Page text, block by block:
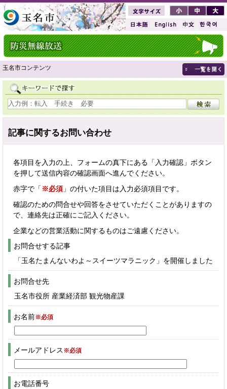
玉名市コンテンツ
記事に関するお問い合わせ
各項目を入力の上、フォームの真下にある「入力確認」ボタン
を押して送信内容の確認画面へ進んでください。
赤字で「 ※必須 」の付いた項目は入力必須項目です。
確認のための問合せや回答をさせていただくことがありますの
で、連絡先は正確にご記入ください。
企業などの営業活動に関するものはご遠慮ください。
お問合せする記事
「玉名たまんないわよ～スイーツマラニック」を開催しました
お問合せ先
玉名市役所 産業経済部 観光物産課
お名前※必須
メールアドレス ※必須
お電話番号